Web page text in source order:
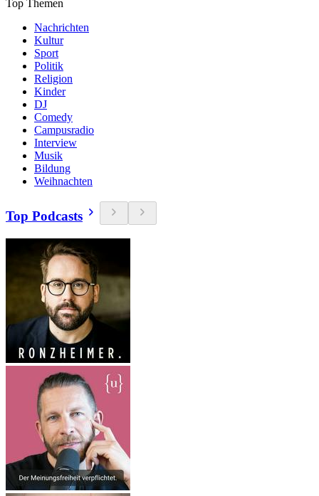
Top Themen
Nachrichten
Kultur
Sport
Politik
Religion
Kinder
DJ
Comedy
Campusradio
Interview
Musik
Bildung
Weihnachten
Top Podcasts